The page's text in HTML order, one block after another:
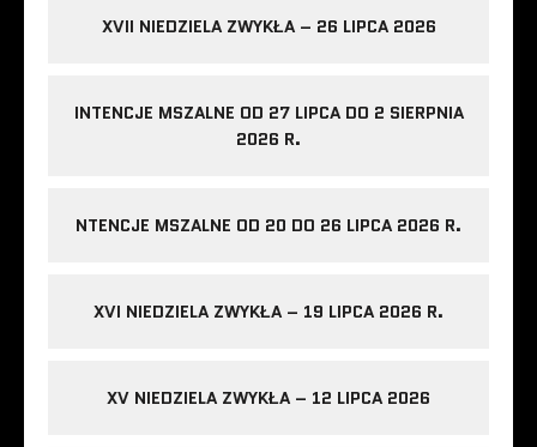
XVII NIEDZIELA ZWYKŁA – 26 LIPCA 2026
INTENCJE MSZALNE OD 27 LIPCA DO 2 SIERPNIA
2026 R.
NTENCJE MSZALNE OD 20 DO 26 LIPCA 2026 R.
XVI NIEDZIELA ZWYKŁA – 19 LIPCA 2026 R.
XV NIEDZIELA ZWYKŁA – 12 LIPCA 2026